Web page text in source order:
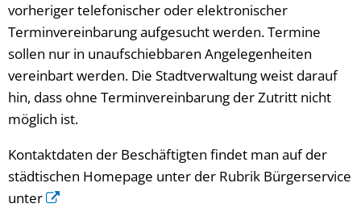
vorheriger telefonischer oder elektronischer
Terminvereinbarung aufgesucht werden. Termine
sollen nur in unaufschiebbaren Angelegenheiten
vereinbart werden. Die Stadtverwaltung weist darauf
hin, dass ohne Terminvereinbarung der Zutritt nicht
möglich ist.
Kontaktdaten der Beschäftigten findet man auf der
städtischen Homepage unter der Rubrik Bürgerservice
unter